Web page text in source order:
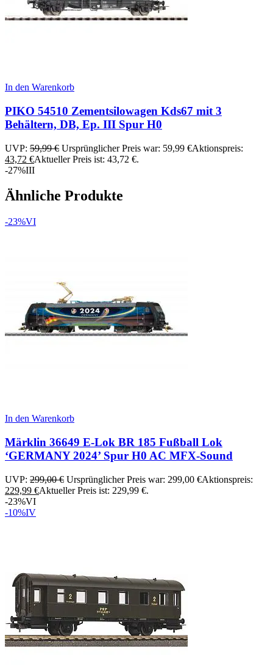
In den Warenkorb
PIKO 54510 Zementsilowagen Kds67 mit 3
Behältern, DB, Ep. III Spur H0
UVP: 59,99€ Ursprünglicher Preis war: 59,99 €Aktionspreis:
43,72 €Aktueller Preis ist: 43,72 €.
-27%III
Ähnliche Produkte
-23%VI
In den Warenkorb
Märklin 36649 E-Lok BR 185 Fußball Lok
‘GERMANY 2024’ Spur H0 AC MFX-Sound
UVP: 299,00€ Ursprünglicher Preis war: 299,00 €Aktionspreis:
229,99 €Aktueller Preis ist: 229,99 €.
-23%VI
-10%IV